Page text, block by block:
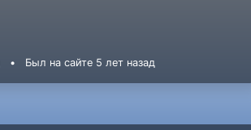
• Был на сайте 5 лет назад